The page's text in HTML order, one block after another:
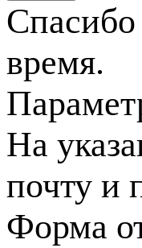
время.
На
почту и
Форма